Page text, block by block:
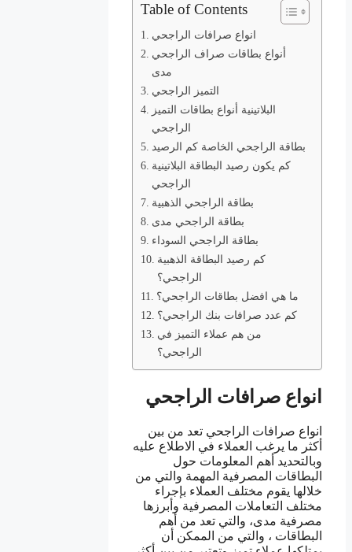
Table of Contents
انواع صرافات الراجحي
أنواع بطاقات صراف الراجحي
مدى
التميز الراجحي
البلاتينية أنواع بطاقات التميز
الراجحي
بطاقة الراجحي الخاصة كم الرصيد
كم يكون رصيد البطاقة البلاتينية
الراجحي
بطاقة الراجحي الذهبية
بطاقة الراجحي مدى
بطاقة الراجحي السوداء
كم رصيد البطاقة الذهبية
الراجحي؟
ما هي افضل بطاقات الراجحي؟
كم عدد صرافات بنك الراجحي؟
من هم عملاء التميز في
الراجحي؟
انواع صرافات الراجحي
انواع صرافات الراجحي تعد من بين
أكثر ما يرغب العملاء في الاطلاع عليه
وبالتحديد أهم المعلومات حول
البطاقات المصرفية المهمة والتي من
خلالها يقوم مختلف العملاء بإجراء
مختلف التعاملات المصرفية وأبرزها
مصرفية مدى، والتي تعد من أهم
البطاقات ، والتي من الممكن أن